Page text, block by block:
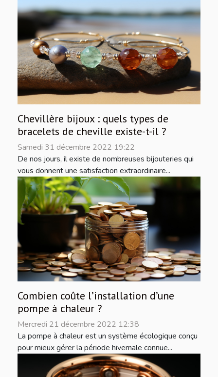
Chevillère bijoux : quels types de
bracelets de cheville existe-t-il ?
Samedi 31 décembre 2022 19:22
De nos jours, il existe de nombreuses bijouteries qui
vous donnent une satisfaction extraordinaire...
Combien coûte l’installation d’une
pompe à chaleur ?
Mercredi 21 décembre 2022 12:38
La pompe à chaleur est un système écologique conçu
pour mieux gérer la période hivernale connue...